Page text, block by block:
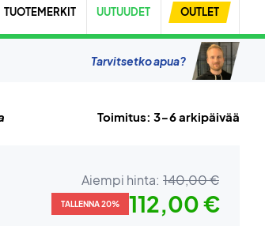
TUOTEMERKIT UUTUUDET OUTLET
Tarvitsetko apua?
Toimitus: 3-6 arkipäivää
Aiempi hinta: 140,00 €
TALLENNA 20% 112,00 €